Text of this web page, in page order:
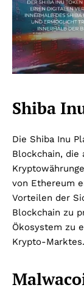
Shiba
Die Shiba Inu
Blockchain, die
von Ethereum
Vorteilen der
Blockchain zu
Ökosystem zu
Krypto-Marktes.